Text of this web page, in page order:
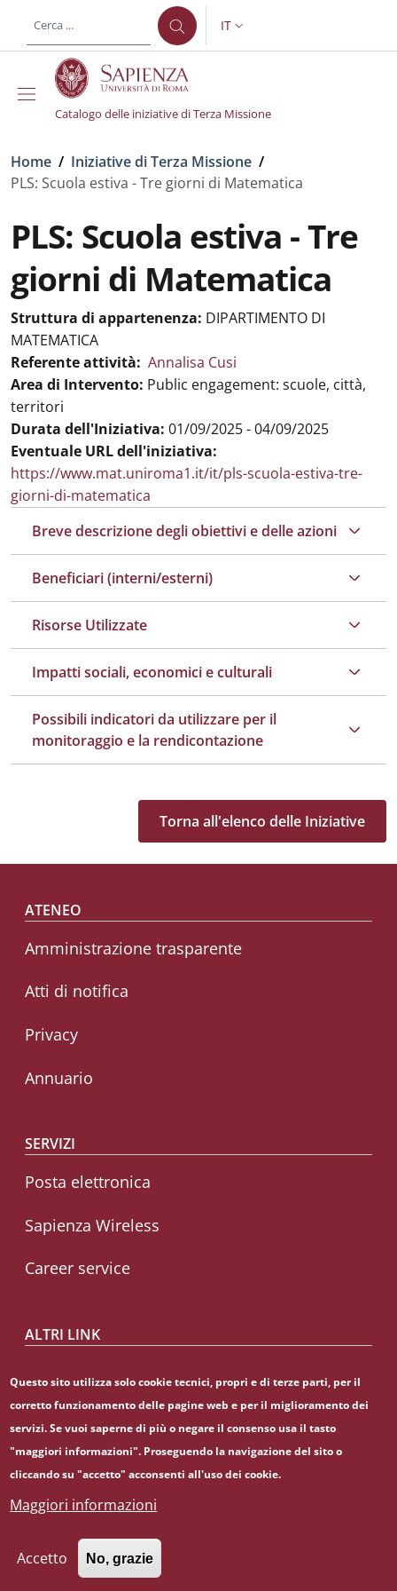
al contenuto principale
SELETTORE LINGUA:
IT
Catalogo delle iniziative di Terza Missione
Briciole di pane
Home / Iniziative di Terza Missione /
PLS: Scuola estiva - Tre giorni di Matematica
PLS: Scuola estiva - Tre
giorni di Matematica
Struttura di appartenenza: DIPARTIMENTO DI
MATEMATICA
Referente attività: Annalisa Cusi
Area di Intervento: Public engagement: scuole, città,
territori
Durata dell'Iniziativa: 01/09/2025 - 04/09/2025
Eventuale URL dell'iniziativa:
https://www.mat.uniroma1.it/it/pls-scuola-estiva-tre-
giorni-di-matematica
Breve descrizione degli obiettivi e delle azioni
Beneficiari (interni/esterni)
Risorse Utilizzate
Impatti sociali, economici e culturali
Possibili indicatori da utilizzare per il
monitoraggio e la rendicontazione
Torna all'elenco delle Iniziative
Footer menu
ATENEO
Amministrazione trasparente
Atti di notifica
Privacy
Annuario
SERVIZI
Posta elettronica
Sapienza Wireless
Career service
ALTRI LINK
CIAO
Sapienza Store
© Sapienza Università di Roma - Piazzale Aldo Moro 5,
02133771002
Questo sito utilizza solo cookie tecnici, propri e di terze parti, per il
corretto funzionamento delle pagine web e per il miglioramento dei
servizi. Se vuoi saperne di più o negare il consenso usa il tasto
"maggiori informazioni". Proseguendo la navigazione del sito o
cliccando su "accetto" acconsenti all'uso dei cookie.
Maggiori informazioni
Accetto No, grazie